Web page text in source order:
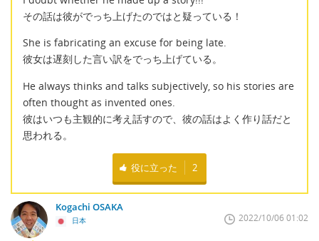
その話は彼がでっち上げたのではと疑っている！
She is fabricating an excuse for being late.
彼女は遅刻した言い訳をでっち上げている。
He always thinks and talks subjectively, so his stories are
often thought as invented ones.
彼はいつも主観的に考え話すので、彼の話はよく作り話だと
思われる。
役に立った 2
Kogachi OSAKA
日本 2022/10/06 01:02